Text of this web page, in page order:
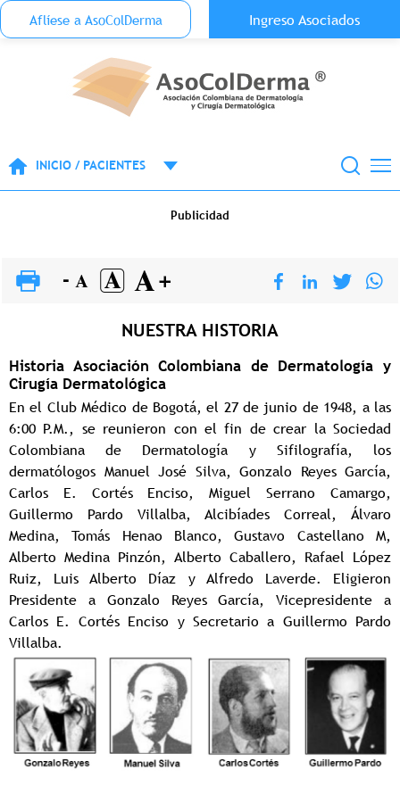
Pasar al contenido principal
Menu Top Anónimo
Aflíese a AsoColDerma Ingreso Asociados
INICIO / PACIENTES
Publicidad
NUESTRA HISTORIA
Historia Asociación Colombiana de Dermatología y
Cirugía Dermatológica
En el Club Médico de Bogotá, el 27 de junio de 1948, a las
6:00 P.M., se reunieron con el fin de crear la Sociedad
Colombiana de Dermatología y Sifilografía, los
dermatólogos Manuel José Silva, Gonzalo Reyes García,
Carlos E. Cortés Enciso, Miguel Serrano Camargo,
Guillermo Pardo Villalba, Alcibíades Correal, Álvaro
Medina, Tomás Henao Blanco, Gustavo Castellano M,
Alberto Medina Pinzón, Alberto Caballero, Rafael López
Ruiz, Luis Alberto Díaz y Alfredo Laverde. Eligieron
Presidente a Gonzalo Reyes García, Vicepresidente a
Carlos E. Cortés Enciso y Secretario a Guillermo Pardo
Villalba.